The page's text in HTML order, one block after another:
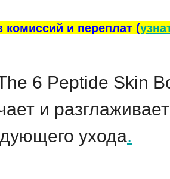
и переплат (
6 Peptide Skin
и
ухода.